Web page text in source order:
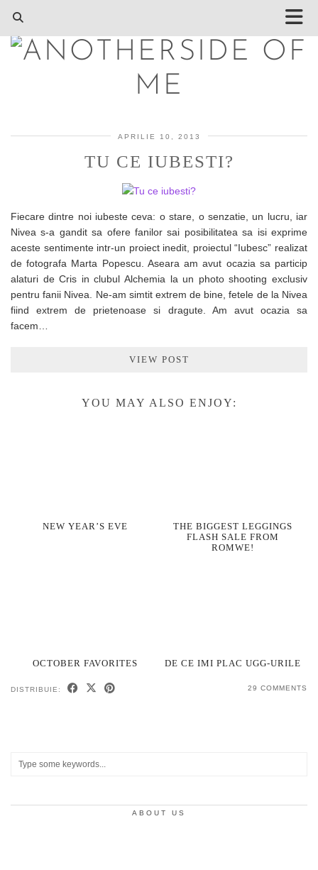
APRILIE 10, 2013
TU CE IUBESTI?
Fiecare dintre noi iubeste ceva: o stare, o senzatie, un lucru, iar
Nivea s-a gandit sa ofere fanilor sai posibilitatea sa isi exprime
aceste sentimente intr-un proiect inedit, proiectul “Iubesc” realizat
de fotografa Marta Popescu. Aseara am avut ocazia sa particip
alaturi de Cris in clubul Alchemia la un photo shooting exclusiv
pentru fanii Nivea. Ne-am simtit extrem de bine, fetele de la Nivea
fiind extrem de prietenoase si dragute. Am avut ocazia sa
facem…
VIEW POST
YOU MAY ALSO ENJOY:
NEW YEAR’S EVE
THE BIGGEST LEGGINGS
FLASH SALE FROM
ROMWE!
OCTOBER FAVORITES DE CE IMI PLAC UGG-URILE
DISTRIBUIE: 29 COMMENTS
ABOUT US